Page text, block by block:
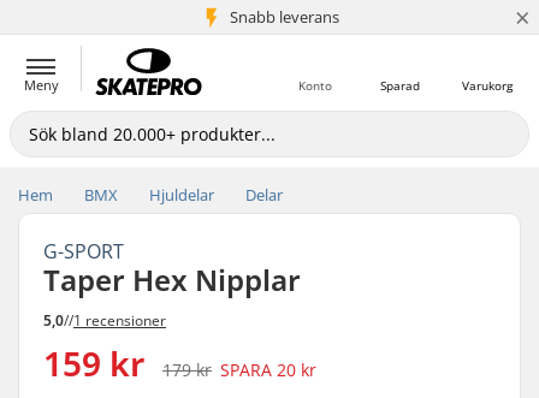
Snabb leverans
5+ milj. kunder ×
Meny Varukorg
Sparad
Konto
Hem BMX Hjuldelar Delar
G-SPORT
Taper Hex Nipplar
5,0//1 recensioner
159 kr 179 kr SPARA 20 kr